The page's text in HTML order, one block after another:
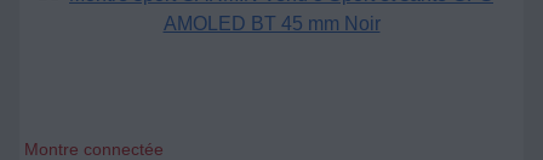
Montre connectée